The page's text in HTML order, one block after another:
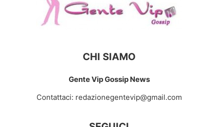
CHI SIAMO
Gente Vip Gossip News
Contattaci: redazionegentevip@gmail.com